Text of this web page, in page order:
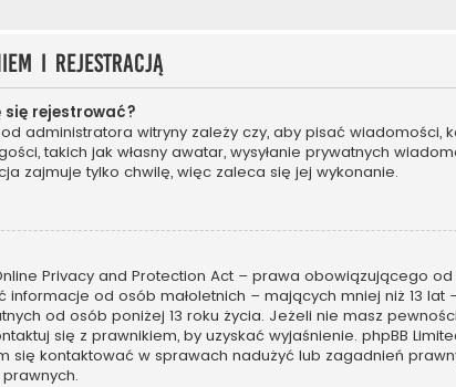
i rejestracją
się rejestrować?
od administratora witryny zależy czy, aby pisać
takich jak własny awatar, wysyłanie prywatnych
zajmuje tylko chwilę, więc zaleca się jej wykonanie.
Privacy and Protection Act – prawa obowiązującego
od osób małoletnich – mających mniej niż 13
od osób poniżej 13 roku życia. Jeżeli nie masz
się z prawnikiem, by uzyskać wyjaśnienie. phpBB
się kontaktować w sprawach nadużyć lub zagadnień